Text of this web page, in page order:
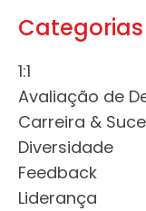
Categorias
1:1
Avaliação de
Carreira &
Diversidade
Feedback
Liderança